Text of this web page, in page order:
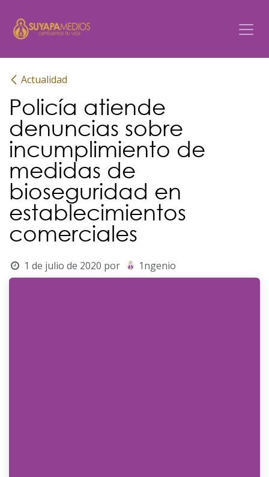
Actualidad
Policía atiende
denuncias sobre
incumplimiento de
medidas de
bioseguridad en
establecimientos
comerciales
1 de julio de 2020 por 1ngenio